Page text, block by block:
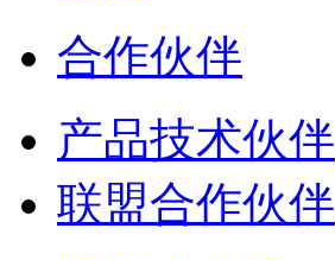
合作伙伴
产品技术伙伴
联盟合作伙伴